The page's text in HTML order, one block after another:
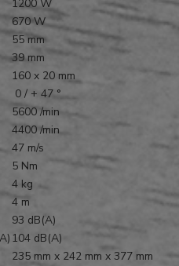
1200 W
670 W
55 mm
39 mm
160 x 20 mm
‌ 0 / + 47 °
5600 /min
4400 /min
47 m/s
5 Nm
4 kg
4 m
93 dB(A)
104 dB(A)
235 mm x 242 mm x 377 mm